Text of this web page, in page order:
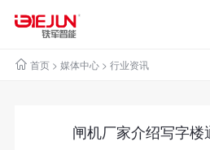
首页> 媒体中心> 行业资讯
闸机厂家介绍写字楼